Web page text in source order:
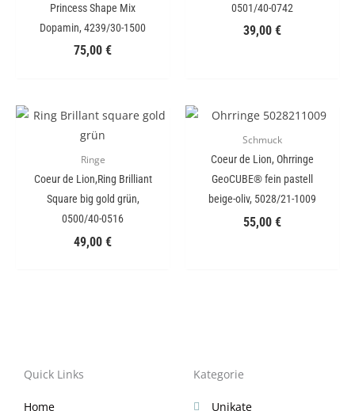
Princess Shape Mix
Dopamin, 4239/30-1500
75,00 €
0501/40-0742
39,00 €
Ringe
Coeur de Lion,Ring Brilliant
Square big gold grün,
0500/40-0516
49,00 €
Schmuck
Coeur de Lion, Ohrringe
GeoCUBE® fein pastell
beige-oliv, 5028/21-1009
55,00 €
Quick Links
Home
Kategorie
Unikate